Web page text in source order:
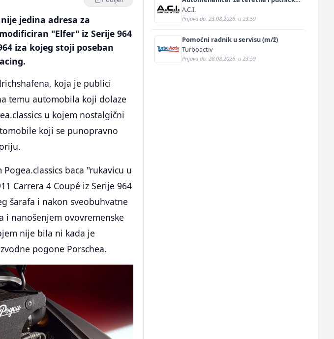
jedina adresa za
"Elfer" iz Serije 964
iza kojeg stoji poseban
koja je publici
temu automobila koji dolaze
u kojem nostalgični
koji se punopravno
baca "rukavicu u
Carrera 4 Coupé iz Serije 964
šarafa i nakon sveobuhvatne
i nanošenjem ovovremenske
nije bila ni kada je
pogone Porschea.
vozila (m/ž)
A.C.I.
Prijava do: 23.08.2026. u 23:59
Pomoćni radnik u servisu (m/ž)
Turboactiv
Prijava do: 28.08.2026. u 23:59